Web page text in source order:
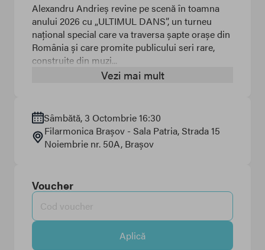
Alexandru Andrieș revine pe scenă în toamna
anului 2026 cu „ULTIMUL DANS”, un turneu
național special care va traversa șapte orașe din
România și care promite publicului seri rare,
construite din muzi...
Vezi mai mult
Sâmbătă, 3 Octombrie 16:30
Filarmonica Brașov - Sala Patria, Strada 15
Noiembrie nr. 50A, Brașov
Voucher
Aplică